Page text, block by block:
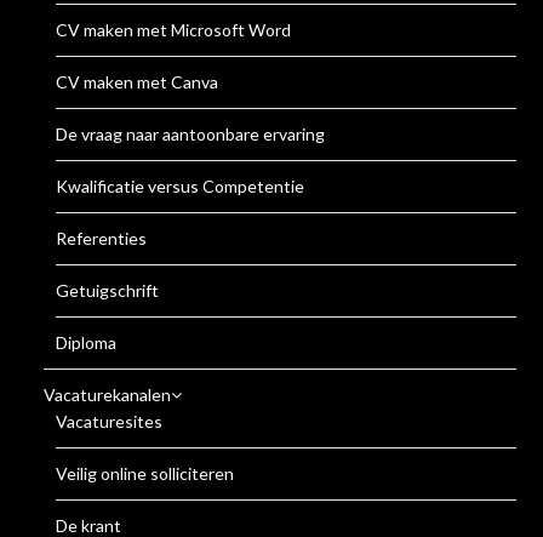
CV maken met Microsoft Word
CV maken met Canva
De vraag naar aantoonbare ervaring
Kwalificatie versus Competentie
Referenties
Getuigschrift
Diploma
Vacaturekanalen
Vacaturesites
Veilig online solliciteren
De krant